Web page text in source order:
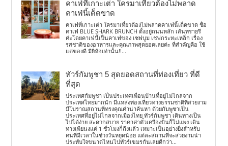
คาเฟ่ที่เกาะเต่า ใครมาเที่ยวต้องไม่พลาด
คาเฟ่นี้เด็ดขาด
คาเฟ่ที่เกาะเต่า ใครมาเที่ยวต้องไม่พลาดคาเฟ่นี้เด็ดขาด ชื่อ
คาเฟ่ BLUE SHARK BRUNCH ตั้งอยู่ถนนหลัก เส้นทรายรี
ค่ะโดยคาเฟ่นี้เป็นคาเฟ่ของ เชฟบูม เชฟกระทะเหล็ก เรื่อง
รสชาติของอาหารและคุณภาพสุดยอดเลยค่ะ ที่สำคัญคือ ใช้
แต่ของดี มียี่ห้อเท่านั้น!!...
ทัวร์กัมพูชา 5 สุดยอดสถานที่ท่องเที่ยว ที่ดี
ที่สุด
ประเทศกัมพูชา เป็นประเทศเพื่อนบ้านที่อยู่ไม่ไกลจาก
ประเทศไทยมากนัก มีแหล่งท่องเที่ยวทางธรรมชาติที่สวยงาม
มีโบราณสถานที่ทรงคุณค่าน่าค้นหา ด้วยกัมพูชาเป็น
ประเทศที่อยู่ไม่ไกลจากเมืองไทย ทัวร์กัมพูชา เดินทางเป็น
ไปได้ง่าย สะดวกสบาย ราคาค่าตั๋วเครื่องบินก็ไม่แพง เดิน
ทางเพียนงแค่ 1 ชั่วโมงก็ถึงแล้ว เหมาะเป็นอย่างยิ่งสำหรับ
คนที่มีเวลาในช่วงวันหยุดน้อย แต่ละสถานที่จะสวยงามน่า
ประทับใจขนาดไหนไปทัวร์เขมรกันเลยดีกว่า...